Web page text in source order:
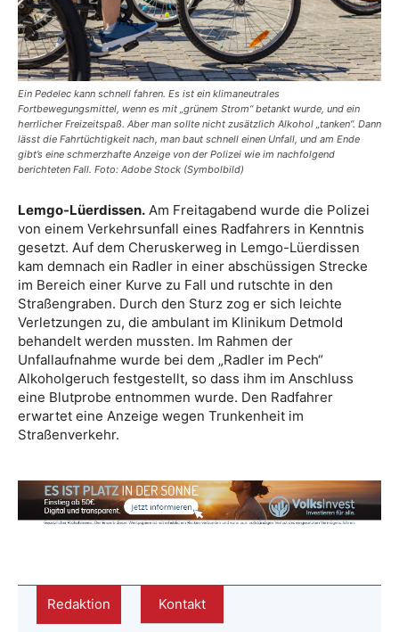
Ein Pedelec kann schnell fahren. Es ist ein klimaneutrales
Fortbewegungsmittel, wenn es mit „grünem Strom“ betankt wurde, und ein
herrlicher Freizeitspaß. Aber man sollte nicht zusätzlich Alkohol „tanken“. Dann
lässt die Fahrtüchtigkeit nach, man baut schnell einen Unfall, und am Ende
gibt’s eine schmerzhafte Anzeige von der Polizei wie im nachfolgend
berichteten Fall. Foto: Adobe Stock (Symbolbild)
Lemgo-Lüerdissen. Am Freitagabend wurde die Polizei
von einem Verkehrsunfall eines Radfahrers in Kenntnis
gesetzt. Auf dem Cheruskerweg in Lemgo-Lüerdissen
kam demnach ein Radler in einer abschüssigen Strecke
im Bereich einer Kurve zu Fall und rutschte in den
Straßengraben. Durch den Sturz zog er sich leichte
Verletzungen zu, die ambulant im Klinikum Detmold
behandelt werden mussten. Im Rahmen der
Unfallaufnahme wurde bei dem „Radler im Pech“
Alkoholgeruch festgestellt, so dass ihm im Anschluss
eine Blutprobe entnommen wurde. Den Radfahrer
erwartet eine Anzeige wegen Trunkenheit im
Straßenverkehr.
Redaktion Kontakt